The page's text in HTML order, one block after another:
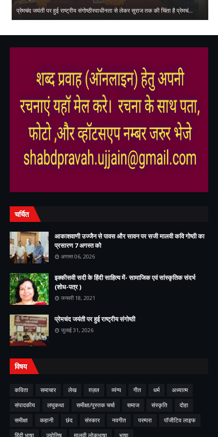
प्रेमचंद जयंती पर हुई राष्ट्रीय संगोष्ठीस्वाधीनता से लेकर सुराज तक की चिंता है प्रेमचं…
चर्चित
आकाशवाणी उज्जैन से पावस और सावन पर सजी मालवी कवि गोष्ठी का
प्रसारण 7 अगस्त को
अगस्त 06, 2026
इक्कीसवी सदी के हिंदी साहित्य में- सामाजिक एवं सांस्कृतिक संदर्भ
(शोध-पत्र )
जनवरी 18, 2021
प्रेमचंद जयंती पर हुई राष्ट्रीय संगोष्ठी
जुलाई 31, 2026
विषय
कविता समाचार लेख ग़ज़ल व्यंग्य गीत धर्म
अध्यात्म
संपादकीय
लघुकथा समीक्षा/पुस्तक चर्चा समाज संस्कृति
दोहा
समीक्षा
कहानी छंद संस्कार नवगीत परम्परा
पॉजीटिव लाइफ
हिंदी भाषा
ज्योतिष मालवी लोकभाषा भाषा